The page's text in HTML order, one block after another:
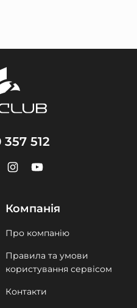
512
Компанія
Про компанію
Правила та умови
користування сервісом
Контакти